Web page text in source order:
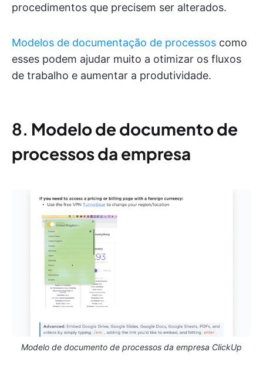
procedimentos que precisem ser alterados.
Modelos de documentação de processos como
esses podem ajudar muito a otimizar os fluxos
de trabalho e aumentar a produtividade.
8. Modelo de documento de
processos da empresa
Modelo de documento de processos da empresa ClickUp